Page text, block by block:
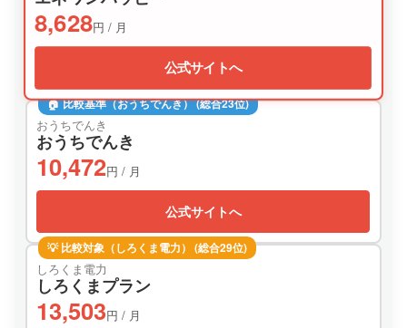
8,628円 / 月
公式サイトへ
🏠 比較基準（おうちでんき） (総合23位)
おうちでんき
おうちでんき
10,472円 / 月
公式サイトへ
💡 比較対象（しろくま電力） (総合29位)
しろくま電力
しろくまプラン
13,503円 / 月